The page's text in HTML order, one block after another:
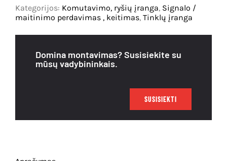
Optinis
MC220
(SFP
duplex)
Kategorijos: Komutavimo, ryšių įranga, Signalo /
maitinimo perdavimas , keitimas, Tinklų įranga
Domina montavimas? Susisiekite su
mūsų vadybininkais.
SUSISIEKTI